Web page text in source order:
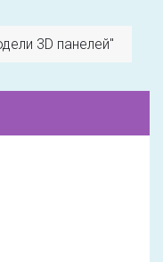
3D панелей"